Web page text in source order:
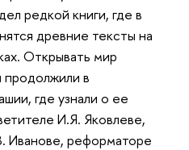
редкой книги, где в
древние тексты на
Открывать мир
продолжили в
где узнали о ее
И.Я. Яковлеве,
Иванове, реформаторе